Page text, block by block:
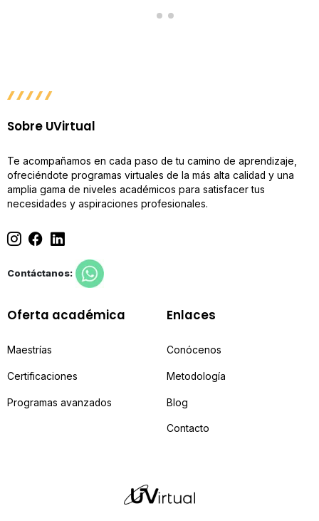
Sobre UVirtual
Te acompañamos en cada paso de tu camino de aprendizaje,
ofreciéndote programas virtuales de la más alta calidad y una
amplia gama de niveles académicos para satisfacer tus
necesidades y aspiraciones profesionales.
Contáctanos:
Oferta académica
Maestrías
Certificaciones
Programas avanzados
Enlaces
Conócenos
Metodología
Blog
Contacto